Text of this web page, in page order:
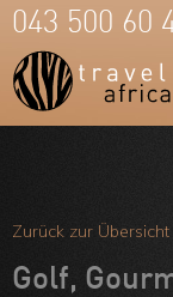
Team
Über uns
043 500 60
Zurück zur Übersicht
Golf,